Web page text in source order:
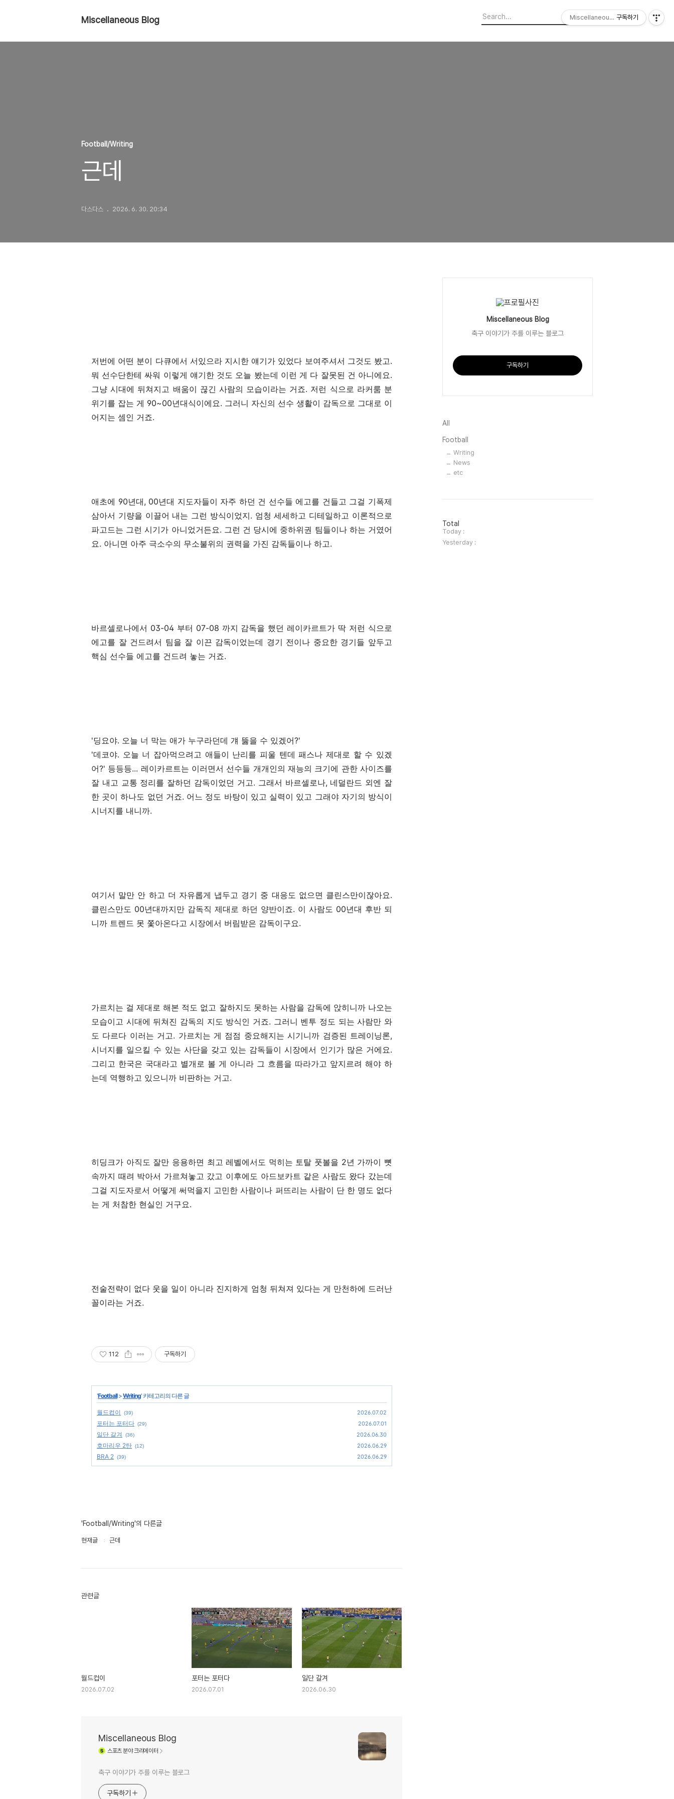
Miscellaneous Blog
Football/Writing
근데
다스다스 2026. 6. 30. 20:34
저번에 어떤 분이 다큐에서 서있으라 지시한 얘기가 있었다 보여주셔서 그것도 봤고.
뭐 선수단한테 싸워 이렇게 얘기한 것도 오늘 봤는데 이런 게 다 잘못된 건 아니에요.
그냥 시대에 뒤쳐지고 배움이 끊긴 사람의 모습이라는 거죠. 저런 식으로 라커룸 분
위기를 잡는 게 90~00년대식이에요. 그러니 자신의 선수 생활이 감독으로 그대로 이
어지는 셈인 거죠.
애초에 90년대, 00년대 지도자들이 자주 하던 건 선수들 에고를 건들고 그걸 기폭제
삼아서 기량을 이끌어 내는 그런 방식이었지. 엄청 세세하고 디테일하고 이론적으로
파고드는 그런 시기가 아니었거든요. 그런 건 당시에 중하위권 팀들이나 하는 거였어
요. 아니면 아주 극소수의 무소불위의 권력을 가진 감독들이나 하고.
바르셀로나에서 03-04 부터 07-08 까지 감독을 했던 레이카르트가 딱 저런 식으로
에고를 잘 건드려서 팀을 잘 이끈 감독이었는데 경기 전이나 중요한 경기들 앞두고
핵심 선수들 에고를 건드려 놓는 거죠.
'딩요야. 오늘 너 막는 애가 누구라던데 걔 뚫을 수 있겠어?'
'데코야. 오늘 너 잡아먹으려고 애들이 난리를 피울 텐데 패스나 제대로 할 수 있겠
어?' 등등등... 레이카르트는 이러면서 선수들 개개인의 재능의 크기에 관한 사이즈를
잘 내고 교통 정리를 잘하던 감독이었던 거고. 그래서 바르셀로나, 네덜란드 외엔 잘
한 곳이 하나도 없던 거죠. 어느 정도 바탕이 있고 실력이 있고 그래야 자기의 방식이
시너지를 내니까.
여기서 말만 안 하고 더 자유롭게 냅두고 경기 중 대응도 없으면 클린스만이잖아요.
클린스만도 00년대까지만 감독직 제대로 하던 양반이죠. 이 사람도 00년대 후반 되
니까 트렌드 못 쫓아온다고 시장에서 버림받은 감독이구요.
가르치는 걸 제대로 해본 적도 없고 잘하지도 못하는 사람을 감독에 앉히니까 나오는
모습이고 시대에 뒤쳐진 감독의 지도 방식인 거죠. 그러니 벤투 정도 되는 사람만 와
도 다르다 이러는 거고. 가르치는 게 점점 중요해지는 시기니까 검증된 트레이닝론,
시너지를 일으킬 수 있는 사단을 갖고 있는 감독들이 시장에서 인기가 많은 거에요.
그리고 한국은 국대라고 별개로 볼 게 아니라 그 흐름을 따라가고 앞지르려 해야 하
는데 역행하고 있으니까 비판하는 거고.
히딩크가 아직도 잘만 응용하면 최고 레벨에서도 먹히는 토탈 풋볼을 2년 가까이 뼛
속까지 때려 박아서 가르쳐놓고 갔고 이후에도 아드보카트 같은 사람도 왔다 갔는데
그걸 지도자로서 어떻게 써먹을지 고민한 사람이나 퍼뜨리는 사람이 단 한 명도 없다
는 게 처참한 현실인 거구요.
전술전략이 없다 웃을 일이 아니라 진지하게 엄청 뒤쳐져 있다는 게 만천하에 드러난
꼴이라는 거죠.
112 구독하기
'Football>Writing' 카테고리의 다른 글
월드컵이 (39) 2026.07.02
포터는 포터다 (29) 2026.07.01
일단 갈겨 (36) 2026.06.30
호마리우 2탄 (12) 2026.06.29
BRA 2 (39) 2026.06.29
'Football/Writing'의 다른글
현재글 근데
관련글
월드컵이
2026.07.02
포터는 포터다
2026.07.01
일단 갈겨
2026.06.30
Miscellaneous Blog
스포츠분야 크리에이터
축구 이야기가 주를 이루는 블로그
구독하기
Miscellaneous Blog
축구 이야기가 주를 이루는 블로그
구독하기
All
Football
Writing
News
etc
방
문
자
수
Total
Today :
Yesterday :
Miscellaneous Blog
구독하기